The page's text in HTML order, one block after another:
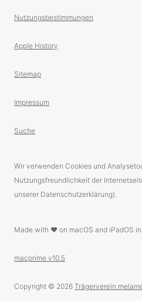
Nutzungsbestimmungen
Apple History
Sitemap
Impressum
Suche
Wir verwenden Cookies und
Nutzungsfreundlichkeit der
unserer Datenschutzerklärung).
Made with ❤️ on macOS and iPadOS
macprime v10.5
Copyright © 2026 Trägerverein